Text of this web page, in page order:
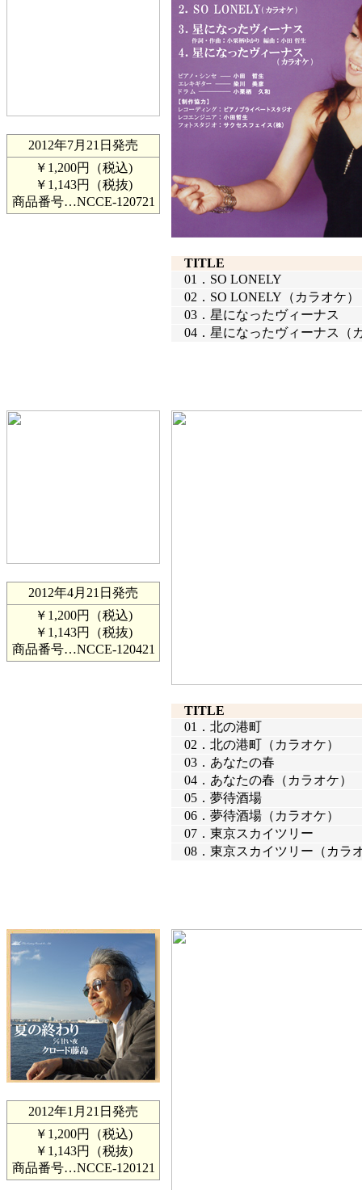
2012年7月21日発売
￥1,200円（税込)
￥1,143円（税抜)
商品番号…NCCE-120721
TITLE
01． SO LONELY
02． SO LONELY（カラオケ）
03． 星になったヴィーナス
04． 星になったヴィーナス（
2012年4月21日発売
￥1,200円（税込)
￥1,143円（税抜)
商品番号…NCCE-120421
TITLE
01． 北の港町
02． 北の港町（カラオケ）
03． あなたの春
04． あなたの春（カラオケ）
05． 夢待酒場
06． 夢待酒場（カラオケ）
07． 東京スカイツリー
08． 東京スカイツリー（カラ
2012年1月21日発売
￥1,200円（税込)
￥1,143円（税抜)
商品番号…NCCE-120121